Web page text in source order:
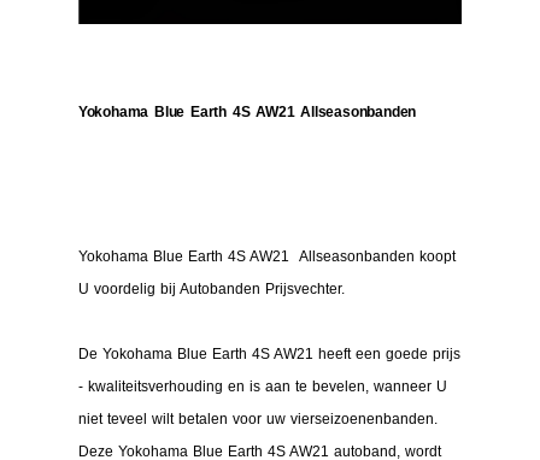
Yokohama Blue Earth 4S AW21 Allseasonbanden
Yokohama Blue Earth 4S AW21 Allseasonbanden koopt
U voordelig bij Autobanden Prijsvechter.
De Yokohama Blue Earth 4S AW21 heeft een goede prijs
- kwaliteitsverhouding en is aan te bevelen, wanneer U
niet teveel wilt betalen voor uw vierseizoenenbanden.
Deze Yokohama Blue Earth 4S AW21 autoband, wordt